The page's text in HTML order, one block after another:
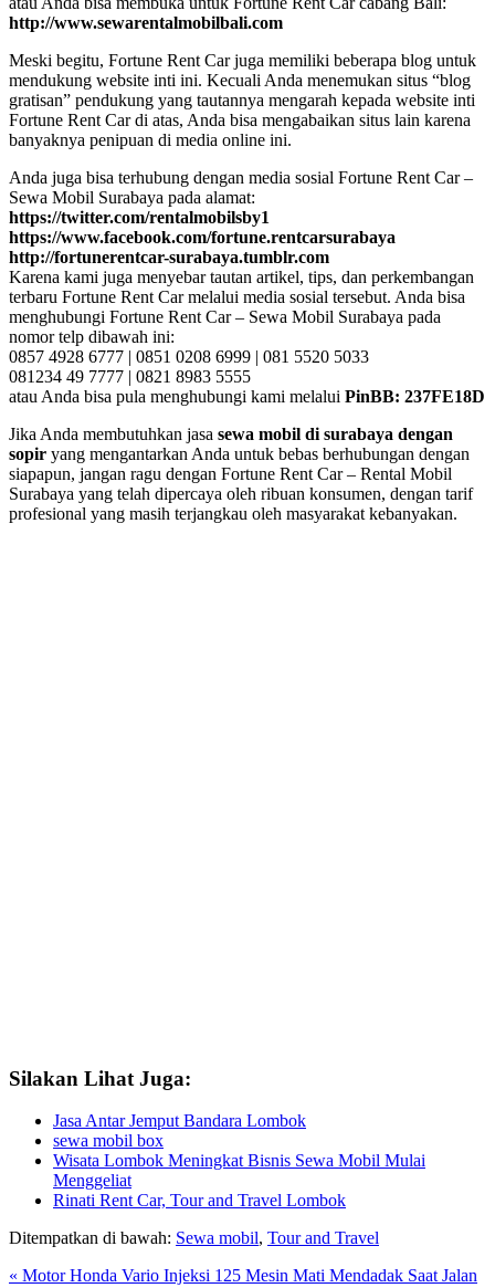
http://www.sewarentalmobilbali.com
Meski begitu, Fortune Rent Car juga memiliki beberapa blog untuk
mendukung website inti ini. Kecuali Anda menemukan situs “blog
gratisan” pendukung yang tautannya mengarah kepada website inti
Fortune Rent Car di atas, Anda bisa mengabaikan situs lain karena
banyaknya penipuan di media online ini.
Anda juga bisa terhubung dengan media sosial Fortune Rent Car –
Sewa Mobil Surabaya pada alamat:
https://twitter.com/rentalmobilsby1
https://www.facebook.com/fortune.rentcarsurabaya
http://fortunerentcar-surabaya.tumblr.com
Karena kami juga menyebar tautan artikel, tips, dan perkembangan
terbaru Fortune Rent Car melalui media sosial tersebut. Anda bisa
menghubungi Fortune Rent Car – Sewa Mobil Surabaya pada
nomor telp dibawah ini:
0857 4928 6777 | 0851 0208 6999 | 081 5520 5033
081234 49 7777 | 0821 8983 5555
atau Anda bisa pula menghubungi kami melalui PinBB: 237FE18D
Jika Anda membutuhkan jasa sewa mobil di surabaya dengan
sopir yang mengantarkan Anda untuk bebas berhubungan dengan
siapapun, jangan ragu dengan Fortune Rent Car – Rental Mobil
Surabaya yang telah dipercaya oleh ribuan konsumen, dengan tarif
profesional yang masih terjangkau oleh masyarakat kebanyakan.
Silakan Lihat Juga:
Jasa Antar Jemput Bandara Lombok
sewa mobil box
Wisata Lombok Meningkat Bisnis Sewa Mobil Mulai
Menggeliat
Rinati Rent Car, Tour and Travel Lombok
Ditempatkan di bawah: Sewa mobil, Tour and Travel
Previous
« Motor Honda Vario Injeksi 125 Mesin Mati Mendadak Saat Jalan